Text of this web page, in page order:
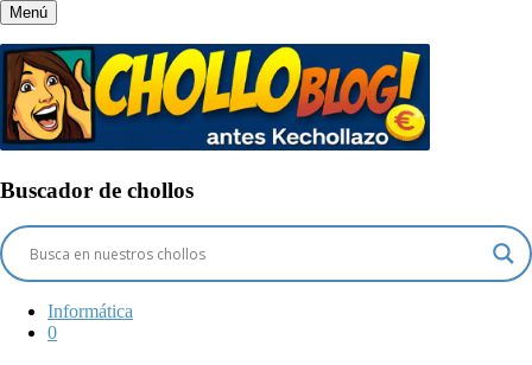
Menú
Buscador de chollos
Informática
0